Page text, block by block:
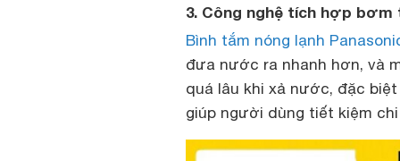
3. Công nghệ tích hợp
Bình tắm nóng lạnh
đưa nước ra nhanh hơn, và
quá lâu khi xả nước, đặc
giúp người dùng tiết kiệm